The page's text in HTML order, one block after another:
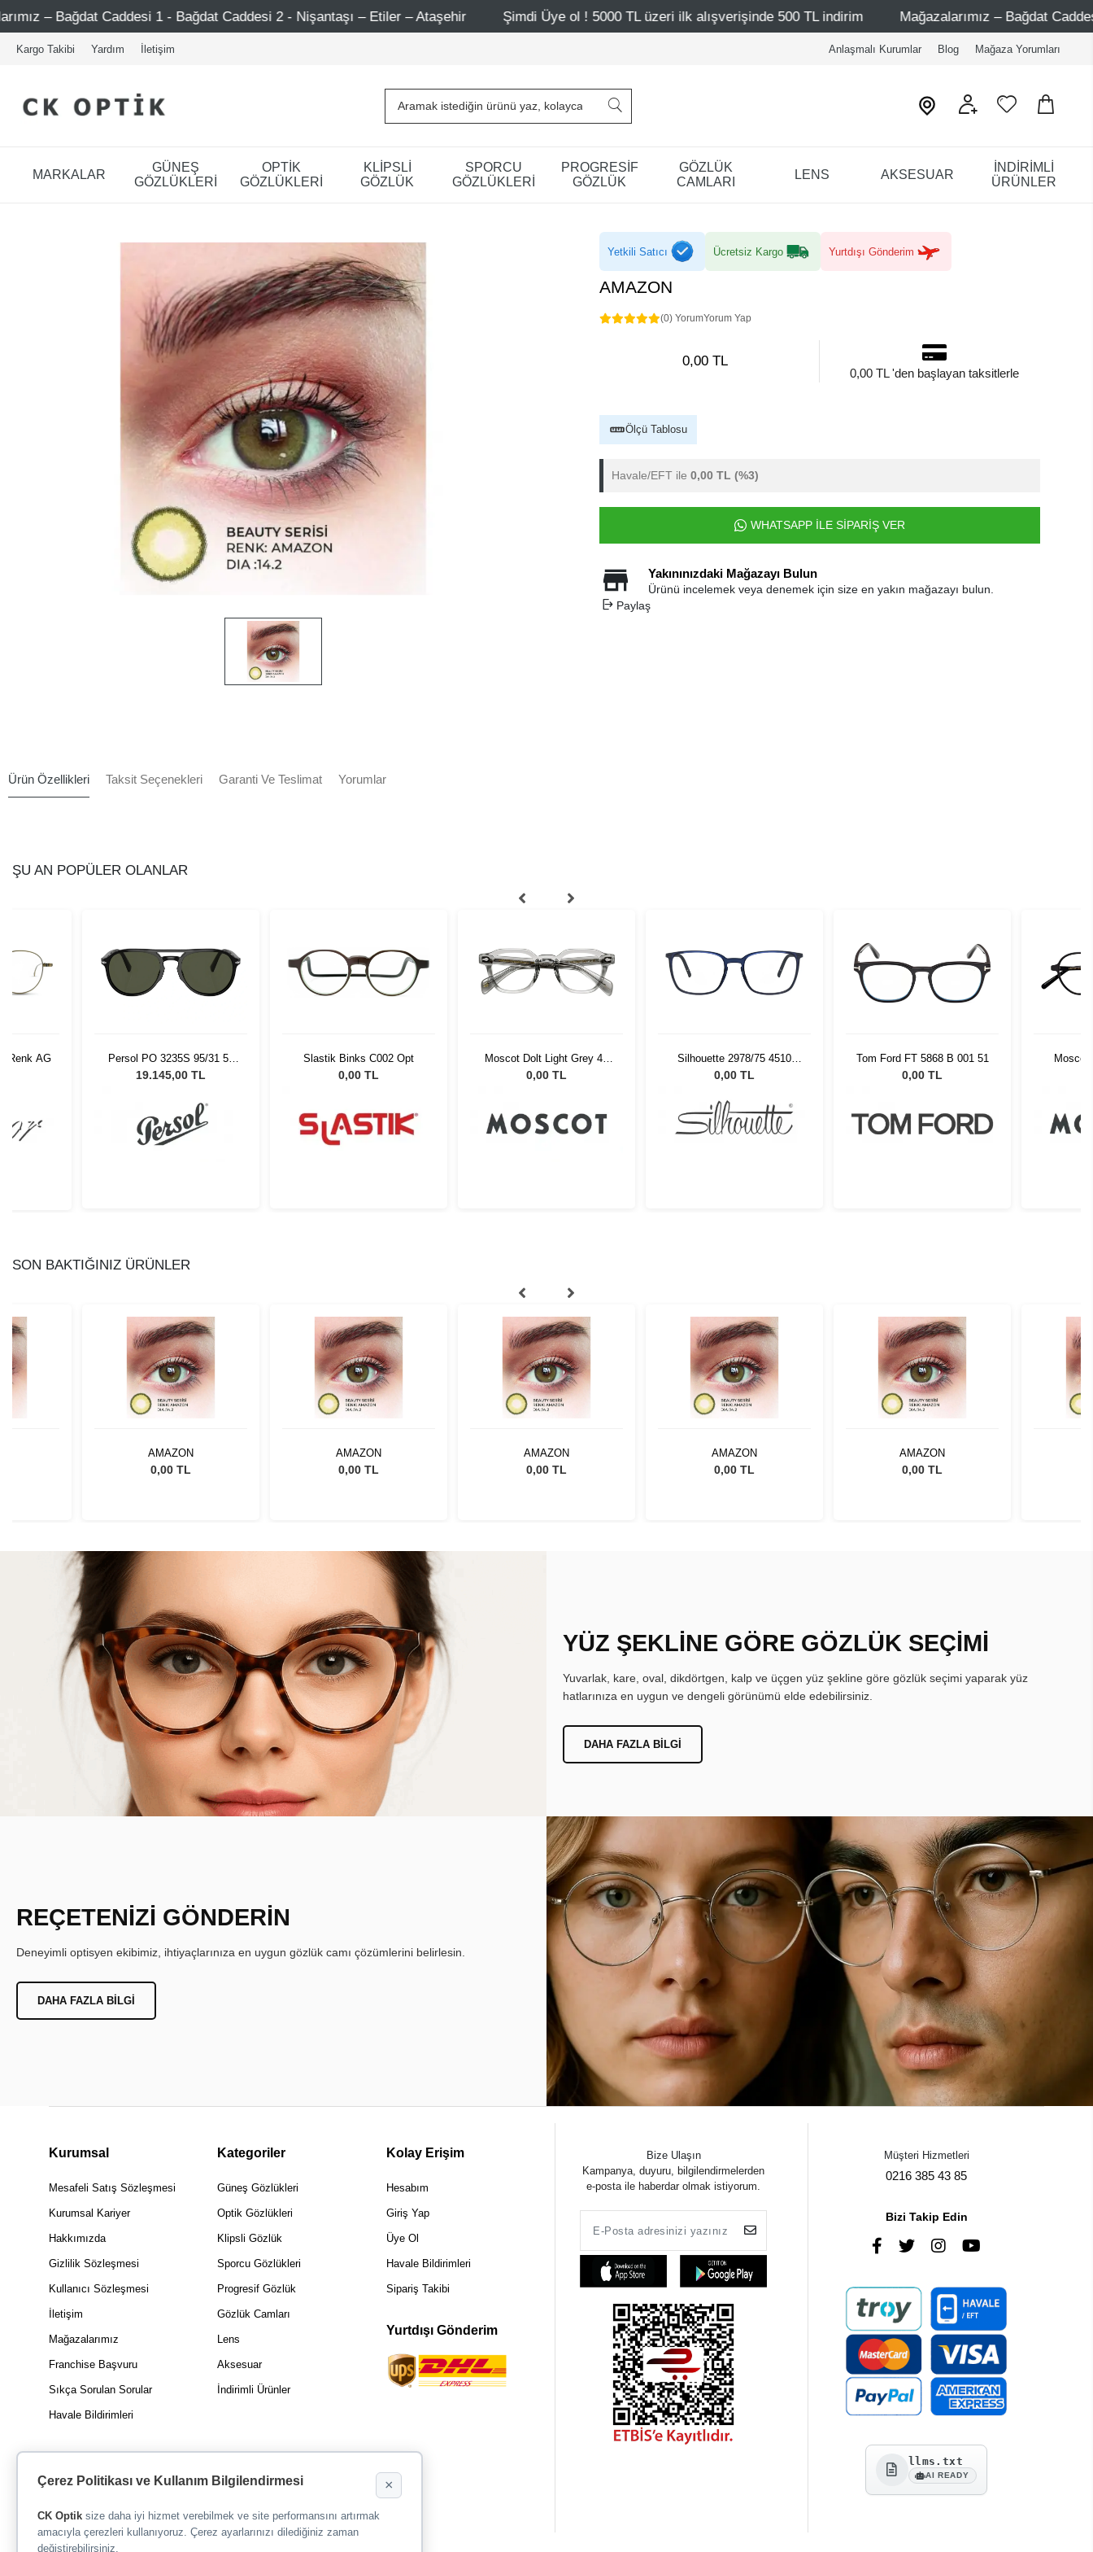
Caddesi 1 - Bağdat Caddesi 2 - Nişantaşı – Etiler – Ataşehir Şimdi Üye ol ! 5000 TL üzeri ilk alışverişinde 500 TL indirim Mağazalarımız – Bağdat Caddesi 1 -
Kargo Takibi Yardım İletişim Anlaşmalı Kurumlar Blog Mağaza Yorumları
MARKALAR
GÜNEŞ
GÖZLÜKLERİ
OPTİK
GÖZLÜKLERİ
KLİPSLİ
GÖZLÜK
SPORCU
GÖZLÜKLERİ
PROGRESİF
GÖZLÜK
GÖZLÜK
CAMLARI
LENS AKSESUAR
İNDİRİMLİ
ÜRÜNLER
Yetkili Satıcı Ücretsiz Kargo Yurtdışı Gönderim
AMAZON
(0) YorumYorum Yap
0,00 TL
0,00 TL 'den başlayan taksitlerle
Ölçü Tablosu
Havale/EFT ile 0,00 TL (%3)
WHATSAPP İLE SİPARİŞ VER
Yakınınızdaki Mağazayı Bulun
Ürünü incelemek veya denemek için size en yakın mağazayı bulun.
Paylaş
Ürün Özellikleri Taksit Seçenekleri Garanti Ve Teslimat Yorumlar
ŞU AN POPÜLER OLANLAR
Renk AG
Persol PO 3235S 95/31 55
Unisex Güneş Gözlüğü
19.145,00 TL
Slastik Binks C002 Opt
0,00 TL
Moscot Dolt Light Grey 49
1202-01
0,00 TL
Silhouette 2978/75 4510
54/18
0,00 TL
Tom Ford FT 5868 B 001 51
0,00 TL
Moscot
SON BAKTIĞINIZ ÜRÜNLER
AMAZON
0,00 TL
AMAZON
0,00 TL
AMAZON
0,00 TL
AMAZON
0,00 TL
AMAZON
0,00 TL
YÜZ ŞEKLİNE GÖRE GÖZLÜK SEÇİMİ
Yuvarlak, kare, oval, dikdörtgen, kalp ve üçgen yüz şekline göre gözlük seçimi yaparak yüz
hatlarınıza en uygun ve dengeli görünümü elde edebilirsiniz.
DAHA FAZLA BILGI
REÇETENİZİ GÖNDERİN
Deneyimli optisyen ekibimiz, ihtiyaçlarınıza en uygun gözlük camı çözümlerini belirlesin.
DAHA FAZLA BILGI
Kurumsal
Mesafeli Satış Sözleşmesi
Kurumsal Kariyer
Hakkımızda
Gizlilik Sözleşmesi
Kullanıcı Sözleşmesi
İletişim
Mağazalarımız
Franchise Başvuru
Sıkça Sorulan Sorular
Havale Bildirimleri
Kategoriler
Güneş Gözlükleri
Optik Gözlükleri
Klipsli Gözlük
Sporcu Gözlükleri
Progresif Gözlük
Gözlük Camları
Lens
Aksesuar
İndirimli Ürünler
Kolay Erişim
Hesabım
Giriş Yap
Üye Ol
Havale Bildirimleri
Sipariş Takibi
Yurtdışı Gönderim
Bize Ulaşın
Kampanya, duyuru, bilgilendirmelerden
e-posta ile haberdar olmak istiyorum.
Müşteri Hizmetleri
0216 385 43 85
Bizi Takip Edin
llms.txt
AI READY
Çerez Politikası ve Kullanım Bilgilendirmesi ×
CK Optik size daha iyi hizmet verebilmek ve site performansını artırmak
amacıyla çerezleri kullanıyoruz. Çerez ayarlarınızı dilediğiniz zaman
değiştirebilirsiniz.